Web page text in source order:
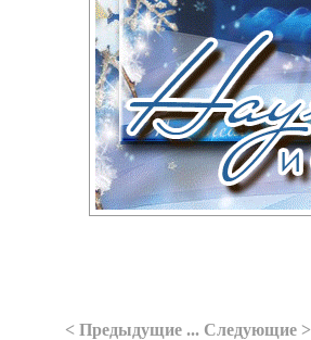
< Предыдущие ... Следующие >